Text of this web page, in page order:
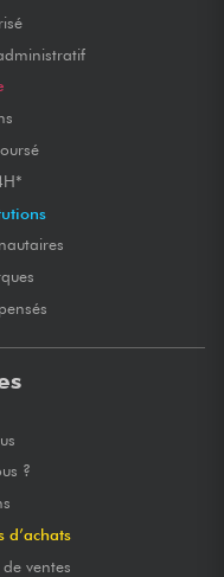
?
d’achats
ventes